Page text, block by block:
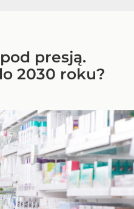
presją.
2030 roku?